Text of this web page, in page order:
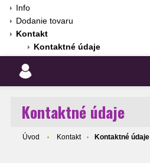
Info
Dodanie tovaru
Kontakt
Kontaktné údaje
Kontaktné údaje
Úvod Kontakt Kontaktné údaje